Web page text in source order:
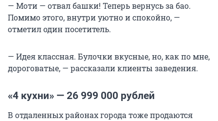
— Моти — отвал башки! Теперь вернусь за бао.
Помимо этого, внутри уютно и спокойно, —
отметил один посетитель.
— Идея классная. Булочки вкусные, но, как по мне,
дороговатые, — рассказали клиенты заведения.
«4 кухни» — 26 999 000 рублей
В отдаленных районах города тоже продаются